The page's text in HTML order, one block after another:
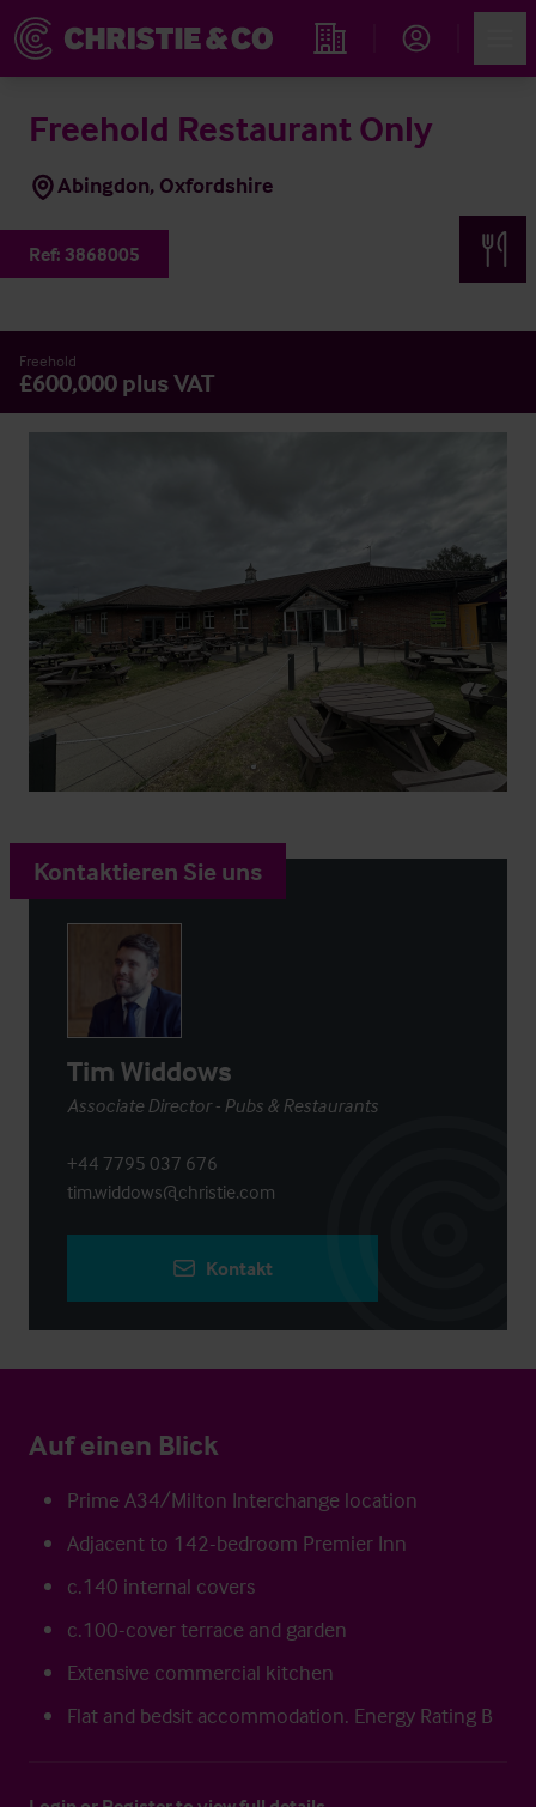
Immobiliensuche
Freehold Restaurant Only
Abingdon, Oxfordshire
Ref: 3868005
Freehold
£600,000 plus VAT
Kontaktieren Sie uns
Tim Widdows
Associate Director - Pubs & Restaurants
+44 7795 037 676
tim.widdows@christie.com
Kontakt
Auf einen Blick
Prime A34/Milton Interchange location
Adjacent to 142-bedroom Premier Inn
c.140 internal covers
c.100-cover terrace and garden
Extensive commercial kitchen
Flat and bedsit accommodation. Energy Rating B